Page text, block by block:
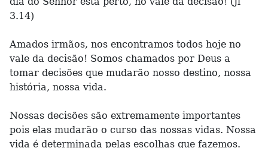
3.14)
Amados irmãos, nos encontramos todos hoje no
vale da decisão! Somos chamados por Deus a
tomar decisões que mudarão nosso destino, nossa
história, nossa vida.
Nossas decisões são extremamente importantes
pois elas mudarão o curso das nossas vidas. Nossa
vida é determinada pelas escolhas que fazemos.